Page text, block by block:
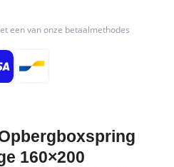
een van onze betaalmethodes
160×200